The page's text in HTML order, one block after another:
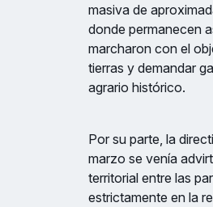
masiva de
donde permanecen
marcharon con el
tierras y demandar
agrario histórico.
Por su parte, la
marzo se venía
territorial entre las
estrictamente en la